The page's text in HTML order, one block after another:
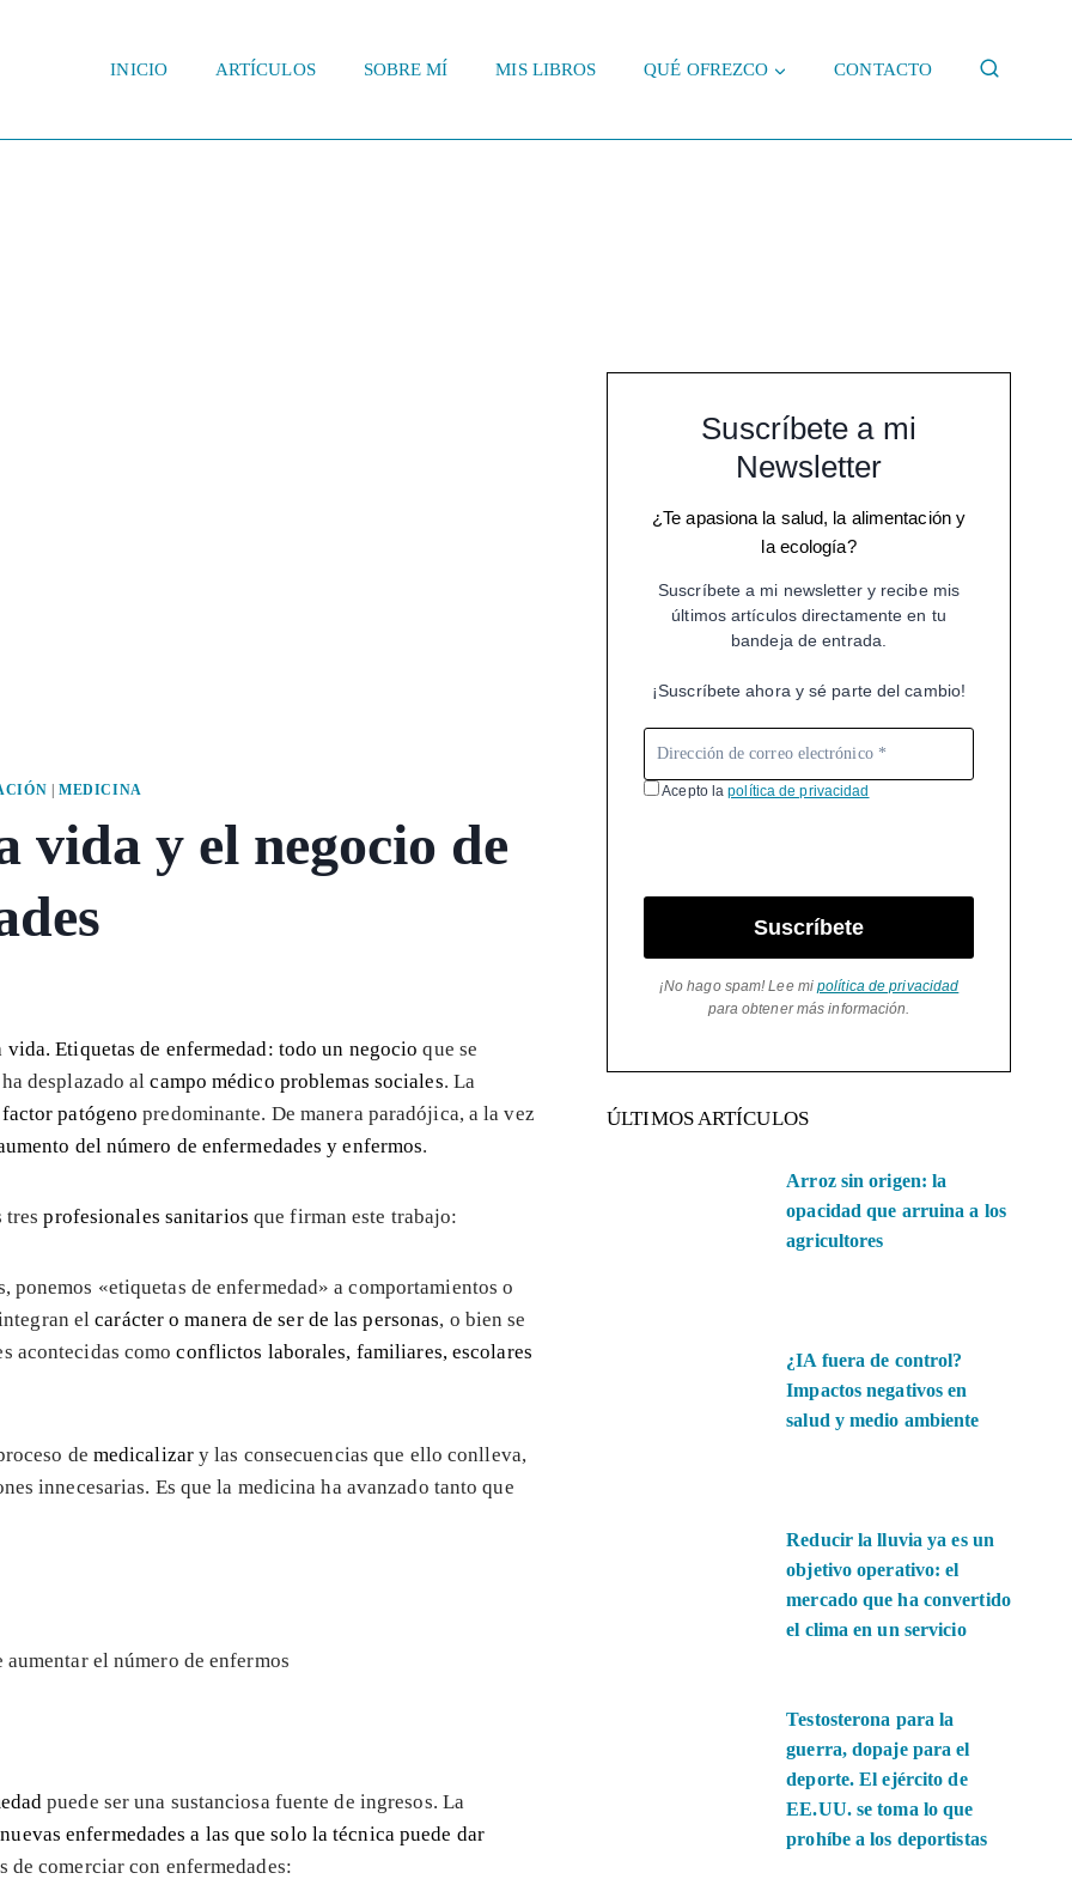
INICIO ARTÍCULOS SOBRE MÍ MIS LIBROS QUÉ OFREZCO CONTACTO
MEDICINA
vida y el negocio de
Etiquetas de enfermedad: todo un negocio que se
desplazado alcampo médico problemas sociales. La
factor patógeno predominante. De manera paradójica, a la vez
del número de enfermedades y enfermos.
tresprofesionales sanitarios que firman este trabajo:
«etiquetas de enfermedad» a comportamientos o
elcarácter o manera de ser de las personas, o bien se
acontecidas comoconflictos laborales, familiares, escolares
de medicalizary las consecuencias que ello conlleva,
innecesarias. Es que la medicina ha avanzado tanto que
el número de enfermos
puede ser una sustanciosa fuente de ingresos. La
nuevas enfermedades a las que solo la técnica puede dar
comerciar con enfermedades:
Suscríbete a mi
Newsletter
¿Te apasiona la salud, la alimentación y
la ecología?
Suscríbete a mi newsletter y recibe mis
últimos artículos directamente en tu
bandeja de entrada.
¡Suscríbete ahora y sé parte del cambio!
Acepto lapolítica de privacidad
Suscríbete
¡No hago spam! Lee mipolítica de privacidad
para obtener más información.
ÚLTIMOS ARTÍCULOS
Arroz sin origen: la
opacidad que arruina a los
agricultores
¿IA fuera de control?
Impactos negativos en
salud y medio ambiente
Reducir la lluvia ya es un
objetivo operativo: el
mercado que ha convertido
el clima en un servicio
Testosterona para la
guerra, dopaje para el
deporte. El ejército de
EE.UU. se toma lo que
prohíbe a los deportistas